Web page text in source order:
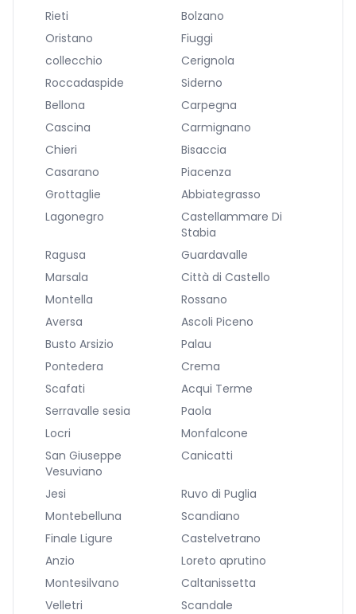
Rieti
Bolzano
Oristano
Fiuggi
collecchio
Cerignola
Roccadaspide
Siderno
Bellona
Carpegna
Cascina
Carmignano
Chieri
Bisaccia
Casarano
Piacenza
Grottaglie
Abbiategrasso
Lagonegro
Castellammare Di
Stabia
Ragusa
Guardavalle
Marsala
Città di Castello
Montella
Rossano
Aversa
Ascoli Piceno
Busto Arsizio
Palau
Pontedera
Crema
Scafati
Acqui Terme
Serravalle sesia
Paola
Locri
Monfalcone
San Giuseppe
Vesuviano
Canicatti
Jesi
Ruvo di Puglia
Montebelluna
Scandiano
Finale Ligure
Castelvetrano
Anzio
Loreto aprutino
Montesilvano
Caltanissetta
Velletri
Scandale